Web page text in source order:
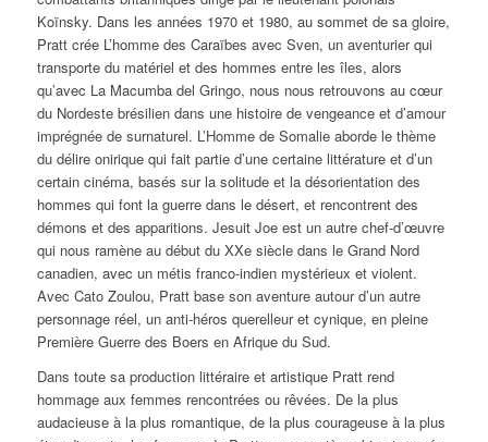
Koïnsky. Dans les années 1970 et 1980, au sommet de sa gloire,
Pratt crée L’homme des Caraïbes avec Sven, un aventurier qui
transporte du matériel et des hommes entre les îles, alors
qu’avec La Macumba del Gringo, nous nous retrouvons au cœur
du Nordeste brésilien dans une histoire de vengeance et d’amour
imprégnée de surnaturel. L’Homme de Somalieaborde le thème
du délire onirique qui fait partie d’une certaine littérature et d’un
certain cinéma, basés sur la solitude et la désorientation des
hommes qui font la guerre dans le désert, et rencontrent des
démons et des apparitions. Jesuit Joeest un autre chef-d’œuvre
qui nous ramène au début du XXe siècle dans le Grand Nord
canadien, avec un métis franco-indien mystérieux et violent.
Avec Cato Zoulou, Pratt base son aventure autour d’un autre
personnage réel, un anti-héros querelleur et cynique, en pleine
Première Guerre des Boers en Afrique du Sud.
Dans toute sa production littéraire et artistique Pratt rend
hommage aux femmes rencontrées ou rêvées. De la plus
audacieuse à la plus romantique, de la plus courageuse à la plus